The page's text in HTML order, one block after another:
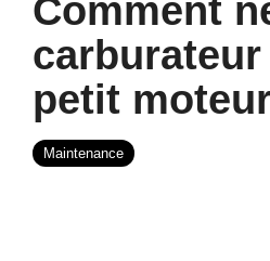
Comment
petit
Maintenance